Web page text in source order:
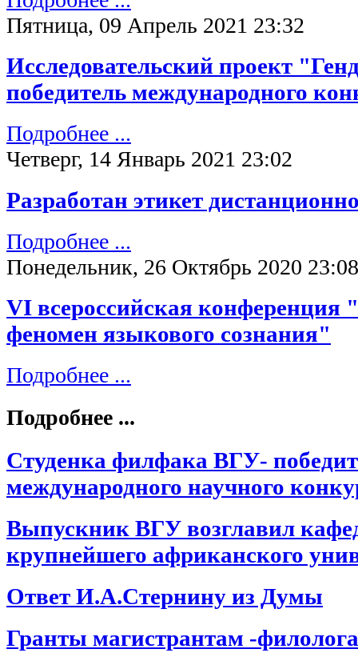
Пятница, 09 Апрель 2021 23:32
Исследовательский проект
победитель международного
Подробнее ...
Четверг, 14 Январь 2021 23:02
Разработан этикет
Подробнее ...
Понедельник, 26 Октябрь 2020 23:08
VI всероссийская конференция
феномен языкового сознания"
Подробнее ...
Подробнее ...
Студенка филфака ВГУ-
международного научного
Выпускник ВГУ возглавил
крупнейшего африканского
Ответ И.А.Стернину из Думы
Гранты магистрантам -